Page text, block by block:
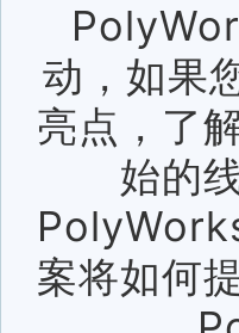
动，如果
亮点，了
始的
案将如何